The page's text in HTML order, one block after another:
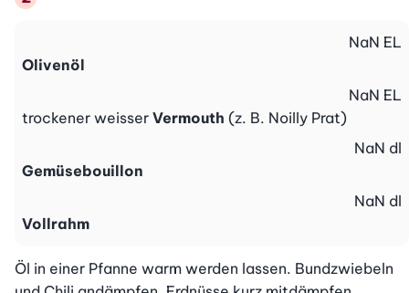
Olivenöl
NaN EL
trockener weisser Vermouth (z. B. Noilly Prat)
NaN EL
Gemüsebouillon
NaN dl
Vollrahm
NaN dl
Öl in einer Pfanne warm werden lassen. Bundzwiebeln